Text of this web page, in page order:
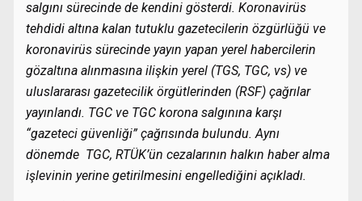
salgını sürecinde de kendini gösterdi. Koronavirüs
tehdidi altına kalan tutuklu gazetecilerin özgürlüğü ve
koronavirüs sürecinde yayın yapan yerel habercilerin
gözaltına alınmasına ilişkin yerel (TGS, TGC, vs) ve
uluslararası gazetecilik örgütlerinden (RSF) çağrılar
yayınlandı. TGC ve TGC korona salgınına karşı
“gazeteci güvenliği” çağrısında bulundu. Aynı
dönemde TGC, RTÜK’ün cezalarının halkın haber alma
işlevinin yerine getirilmesini engellediğini açıkladı.